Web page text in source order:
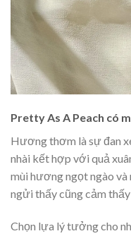
Pretty As A Peach có
Hương thơm là sự đan
nhài kết hợp với quả
mùi hương ngọt ngào và
ngửi thấy cũng cảm
Chọn lựa lý tưởng cho